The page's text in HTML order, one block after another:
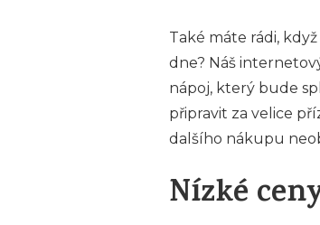
Také máte rádi,
dne? Náš
nápoj, který bude
připravit za velice
dalšího nákupu
Nízké